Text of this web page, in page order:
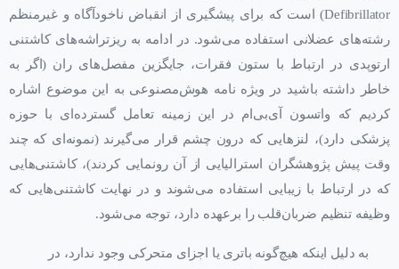
Defibrillator) است که برای پیشگیری از انقباض ناخودآگاه و غیرمنظم
رشته‌های عضلانی استفاده می‌شود. در ادامه به ریزتراشه‌های کاشتنی
ارتوپدی در ارتباط با ستون فقرات، جایگزین مفصل‌های ران (اگر به
خاطر داشته باشید در ویژه نامه هوش‌مصنوعی به این موضوع اشاره
کردیم که واتسون آی‌بی‌ام در این زمینه تعامل گسترده‌ای با حوزه
پزشکی دارد)، لنزهایی که درون چشم قرار می‌گیرند (نمونه‌ای که چند
وقت پیش پژوهشگران استرالیایی از آن رونمایی کردند)، کاشتنی‌هایی
که در ارتباط با زیبایی استفاده می‌شوند و در نهایت کاشتنی‌هایی که
وظیفه تنظیم ضربان‌قلب را بر‌عهده دارد، توجه می‌شود.
به دلیل اینکه هیچ‌گونه باتری یا اجزای متحرکی وجود ندارد، در